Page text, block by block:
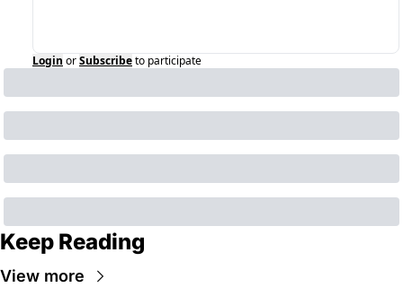
Login orSubscribeto participate
Keep Reading
View more